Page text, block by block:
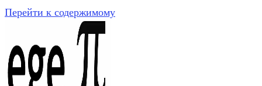
Перейти к содержимому